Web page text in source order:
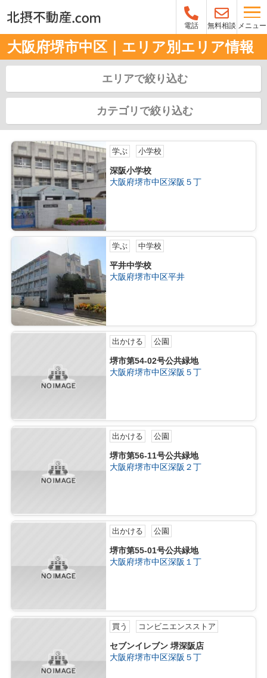
電話 無料相談 メニュー
大阪府堺市中区｜エリア別エリア情報
エリアで絞り込む
カテゴリで絞り込む
学ぶ 小学校
深阪小学校
大阪府堺市中区深阪５丁
学ぶ 中学校
平井中学校
大阪府堺市中区平井
出かける 公園
堺市第54-02号公共緑地
大阪府堺市中区深阪５丁
出かける 公園
堺市第56-11号公共緑地
大阪府堺市中区深阪２丁
出かける 公園
堺市第55-01号公共緑地
大阪府堺市中区深阪１丁
買う コンビニエンスストア
セブンイレブン 堺深阪店
大阪府堺市中区深阪５丁